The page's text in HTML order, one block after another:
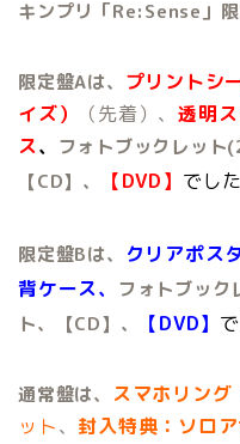
キンプリ「Re:Sense」限
限定盤Aは、 プリントシ
イズ）
（先着）、透明
ス、 フォトブックレット
【CD】、
【DVD】 でし
限定盤Bは、 クリアポス
背ケース、 フォトブッ
ト、
【CD】、 【DVD】
通常盤は、 スマホリング
ット、 封入特典：ソロ